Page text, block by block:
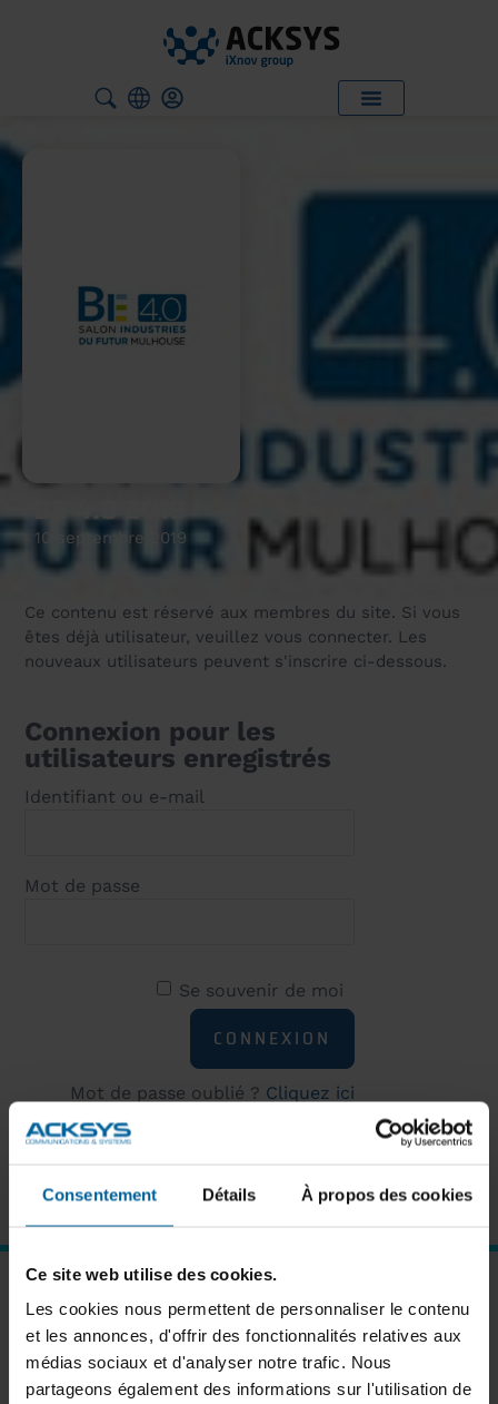
Consentement Détails À propos des cookies
Ce site web utilise des cookies.
Les cookies nous permettent de personnaliser le contenu
et les annonces, d'offrir des fonctionnalités relatives aux
médias sociaux et d'analyser notre trafic. Nous
partageons également des informations sur l'utilisation de
BE 4.0 2019
10 septembre 2019
Ce contenu est réservé aux membres du site. Si vous
êtes déjà utilisateur, veuillez vous connecter. Les
nouveaux utilisateurs peuvent s'inscrire ci-dessous.
Connexion pour les
utilisateurs enregistrés
Identifiant ou e-mail
Mot de passe
Se souvenir de moi
Mot de passe oublié ? Cliquez ici
vous inscrire